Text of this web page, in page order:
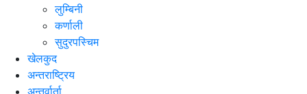
लुम्बिनी
कर्णाली
सुदुरपस्चिम
खेलकुद
अन्तराष्ट्रिय
अन्तर्वार्ता